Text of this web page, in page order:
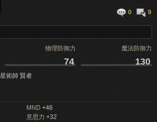
0 9
物理防御力 魔法防御力
74 130
術師 賢者
MND +46
意思力 +32